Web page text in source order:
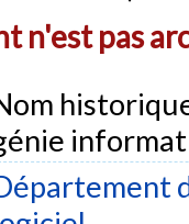
n'est pas